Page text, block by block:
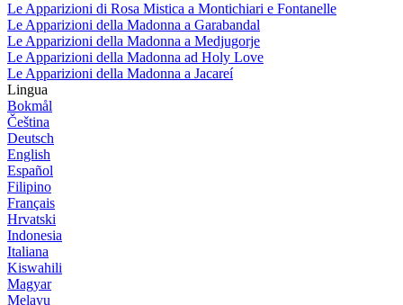
Le Apparizioni di Rosa Mistica a Montichiari e Fontanelle
Le Apparizioni della Madonna a Garabandal
Le Apparizioni della Madonna a Medjugorje
Le Apparizioni della Madonna ad Holy Love
Le Apparizioni della Madonna a Jacareí
Lingua
Bokmål
Čeština
Deutsch
English
Español
Filipino
Français
Hrvatski
Indonesia
Italiana
Kiswahili
Magyar
Melayu